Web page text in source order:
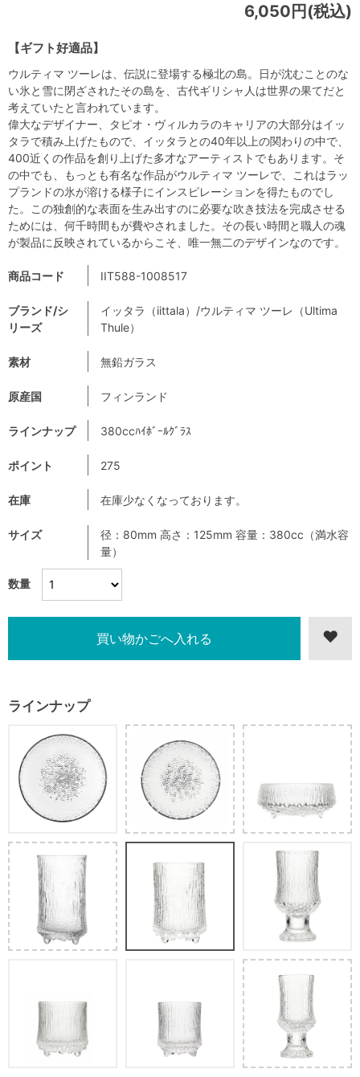
【ギフト好適品】
6,050円(税込)
数量
商品コード IIT588-1008517
ブランド/シ
リーズ
イッタラ（iittala）/ウルティマ ツーレ（Ultima
Thule）
素材 無鉛ガラス
原産国 フィンランド
ラインナップ 380ccﾊｲﾎﾞｰﾙｸﾞﾗｽ
ポイント 275
在庫 在庫少なくなっております。
サイズ
径：80mm 高さ：125mm 容量：380cc（満水容
量）
ラインナップ
ウルティマ ツーレは、伝説に登場する極北の島。日が沈むことのな
い氷と雪に閉ざされたその島を、古代ギリシャ人は世界の果てだと
考えていたと言われています。
偉大なデザイナー、タピオ・ヴィルカラのキャリアの大部分はイッ
タラで積み上げたもので、イッタラとの40年以上の関わりの中で、
400近くの作品を創り上げた多才なアーティストでもあります。そ
の中でも、もっとも有名な作品がウルティマ ツーレで、これはラッ
プランドの氷が溶ける様子にインスピレーションを得たものでし
た。この独創的な表面を生み出すのに必要な吹き技法を完成させる
ためには、何千時間もが費やされました。その長い時間と職人の魂
が製品に反映されているからこそ、唯一無二のデザインなのです。